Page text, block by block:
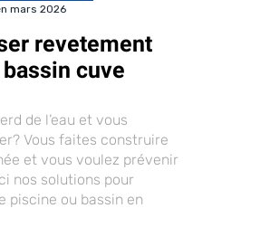
mars 2026
revetement
cuve
de l’eau et vous
Vous faites construire
et vous voulez prévenir
nos solutions pour
piscine ou bassin en